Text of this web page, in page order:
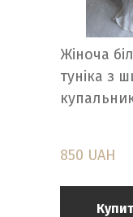
Жіноча
туніка з
850 UAH